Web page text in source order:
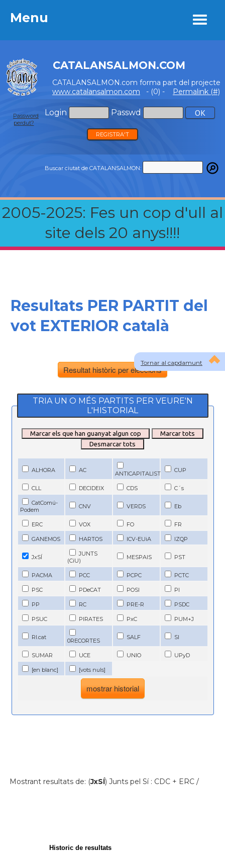
Menu
CATALANSALMON.COM
CATALANSALMON.com forma part del projecte
www.catalansalmon.com - (0) - Permalink (#)
Login Passwd
Password
perdut?
REGISTRA'T
Buscar ciutat de CATALANSALMON:
2005-2025: Fes un cop d'ull al
site dels 20 anys!!!!
Menu
Tornar al capdamunt
Resultats PER PARTIT del
vot EXTERIOR català
Resultat històric per eleccions
TRIA UN O MÉS PARTITS PER VEURE'N
L'HISTORIAL
Marcar els que han guanyat algun cop
Marcar tots
Desmarcar tots
ALHORA AC ANTICAPITALIST CUP
CLL DECIDEIX CDS C´s
CatComú-
Podem
CNV VERDS Eb
ERC VOX FO FR
GANEMOS HARTOS ICV-EUiA IZQP
JxSÍ
JUNTS
(CiU)
MESPAIS PST
PACMA PCC PCPC PCTC
PSC PDeCAT POSI PI
PP RC PRE-R PSDC
PSUC PIRATES PxC PUM+J
RI.cat 0RECORTES SALF SI
SUMAR UCE UNIO UPyD
[en blanc] [vots nuls]
Mostrant resultats de: (JxSÍ) Junts pel Sí : CDC + ERC /
Historic de resultats